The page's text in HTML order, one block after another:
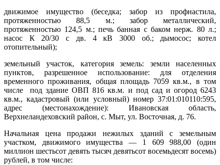
движимое имущество (беседка; забор из профнастила,
протяженностью 88,5 м.; забор металлический,
протяженностью 124,5 м.; печь банная с баком нерж. 80 л.;
насос К 20/30 с дв. 4 кВ 3000 об.; дымосос; котел
отопительный);
земельный участок, категория земель: земли населенных
пунктов, разрешенное использование: для отделения
временного проживания, общая площадь 7059 кв.м., в том
числе под здание ОВП 816 кв.м. и под сад и огород 6243
кв.м., кадастровый (или условный) номер 37:01:010110:595,
адрес (местонахождение): Ивановская область,
Верхнеландеховский район, с. Мыт, ул. Восточная, д. 76.
Начальная цена продажи нежилых зданий с земельным
участком, движимого имущества — 1 609 988,00 (один
миллион шестьсот девять тысяч девятьсот восемьдесят восемь)
рублей, в том числе: